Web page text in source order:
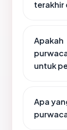
terakhir
Apakah
untuk
Apa